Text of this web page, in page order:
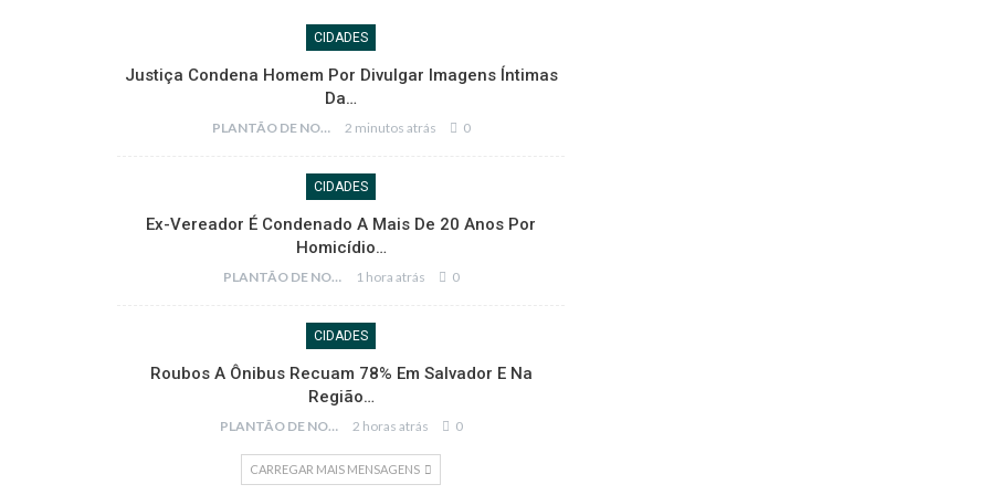
CIDADES
Justiça Condena Homem Por Divulgar Imagens Íntimas
Da…
PLANTÃO DE NOTÍCIAS 2 minutos atrás 0
CIDADES
Ex-Vereador É Condenado A Mais De 20 Anos Por
Homicídio…
PLANTÃO DE NOTÍCIAS 1 hora atrás 0
CIDADES
Roubos A Ônibus Recuam 78% Em Salvador E Na
Região…
PLANTÃO DE NOTÍCIAS 2 horas atrás 0
CARREGAR MAIS MENSAGENS